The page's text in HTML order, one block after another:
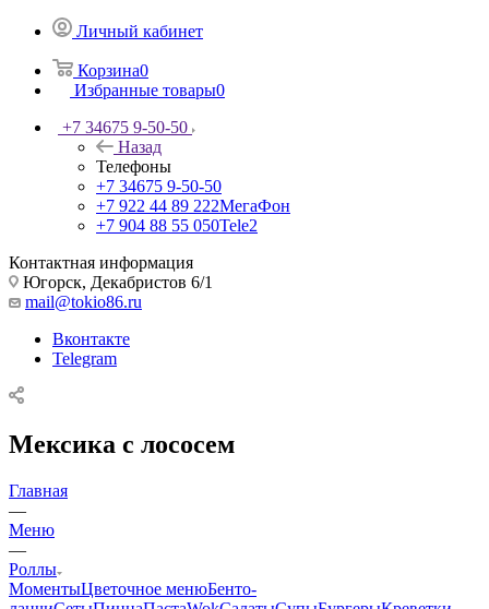
Личный кабинет
Корзина0
Избранные товары0
+7 34675 9-50-50
Назад
Телефоны
+7 34675 9-50-50
+7 922 44 89 222МегаФон
+7 904 88 55 050Tele2
Контактная информация
Югорск, Декабристов 6/1
mail@tokio86.ru
Вконтакте
Telegram
Мексика с лососем
Главная
—
Меню
—
Роллы
МоментыЦветочное менюБенто-